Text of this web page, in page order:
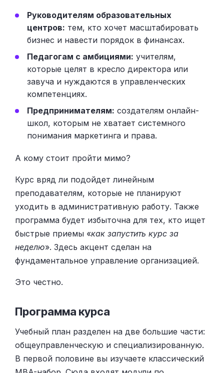
Руководителям образовательных
центров: тем, кто хочет масштабировать
бизнес и навести порядок в финансах.
Педагогам с амбициями: учителям,
которые целят в кресло директора или
завуча и нуждаются в управленческих
компетенциях.
Предпринимателям: создателям онлайн-
школ, которым не хватает системного
понимания маркетинга и права.
А кому стоит пройти мимо?
Курс вряд ли подойдет линейным
преподавателям, которые не планируют
уходить в административную работу. Также
программа будет избыточна для тех, кто ищет
быстрые приемы «как запустить курс за
неделю». Здесь акцент сделан на
фундаментальное управление организацией.
Это честно.
Программа курса
Учебный план разделен на две большие части:
общеуправленческую и специализированную.
В первой половине вы изучаете классический